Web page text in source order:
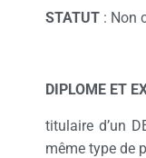
STATUT : Non
DIPLOME ET
titulaire d’un
même type de